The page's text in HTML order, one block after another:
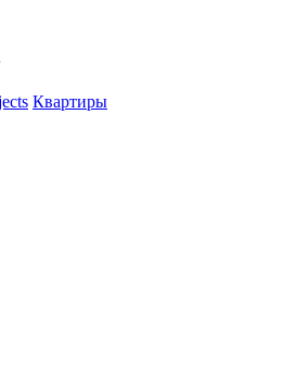
Квартиры